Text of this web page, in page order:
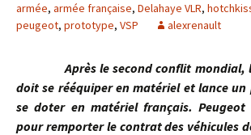
armée, armée française, Delahaye VLR,
peugeot, prototype, VSP alexrenault
Après le second conflit mondial,
doit se rééquiper en matériel et lance
se doter en matériel français.
pour remporter le contrat des véhicules